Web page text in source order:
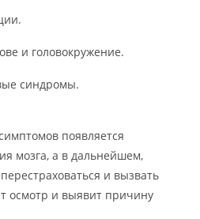
и головокружение.
синдромы.
появляется
мозга, а в дальнейшем,
и вызвать
осмотр и выявит причину